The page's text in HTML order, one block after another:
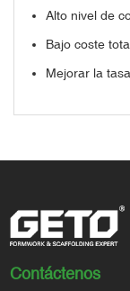
Alto nivel de
Bajo coste
Mejorar la
Contáctenos